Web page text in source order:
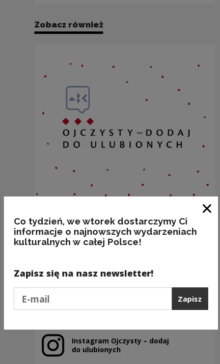
Zobacz również
A to ci HECA...
Poprzedni slajd
Następny slajd
Instagram Ojczysty – dodaj
do ulubionych
Uwaga, link zostanie otwarty w nowym oknie
Co tydzień, we wtorek dostarczymy Ci
informacje o najnowszych wydarzeniach
kulturalnych w całej Polsce!
Zapisz się na nasz newsletter!
Zapisz